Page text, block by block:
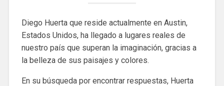
Diego Huerta que reside actualmente en Austin,
Estados Unidos, ha llegado a lugares reales de
nuestro país que superan la imaginación, gracias a
la belleza de sus paisajes y colores.
En su búsqueda por encontrar respuestas, Huerta